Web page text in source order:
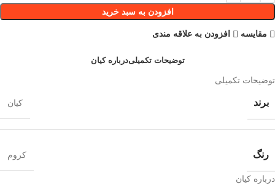
افزودن به سبد خرید
مقایسه افزودن به علاقه مندی
توضیحات تکمیلیدرباره کیان
توضیحات تکمیلی
برند کیان
رنگ کروم
درباره کیان